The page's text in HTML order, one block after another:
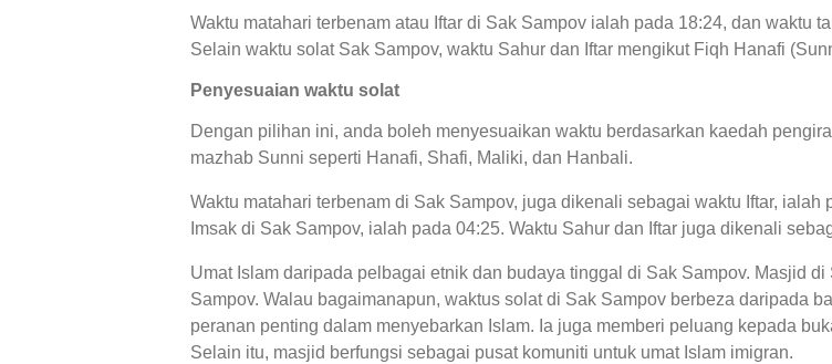
Waktu matahari terbenam atau Iftar di Sak Sampov ialah pada 18:24, dan waktu
Selain waktu solat Sak Sampov, waktu Sahur dan Iftar mengikut Fiqh Hanafi
Penyesuaian waktu solat
Dengan pilihan ini, anda boleh menyesuaikan waktu berdasarkan kaedah
mazhab Sunni seperti Hanafi, Shafi, Maliki, dan Hanbali.
Waktu matahari terbenam di Sak Sampov, juga dikenali sebagai waktu Iftar,
Imsak di Sak Sampov, ialah pada 04:25. Waktu Sahur dan Iftar juga dikenali
Umat Islam daripada pelbagai etnik dan budaya tinggal di Sak Sampov. Masjid
Sampov. Walau bagaimanapun, waktus solat di Sak Sampov berbeza daripada
peranan penting dalam menyebarkan Islam. Ia juga memberi peluang kepada
Selain itu, masjid berfungsi sebagai pusat komuniti untuk umat Islam imigran.